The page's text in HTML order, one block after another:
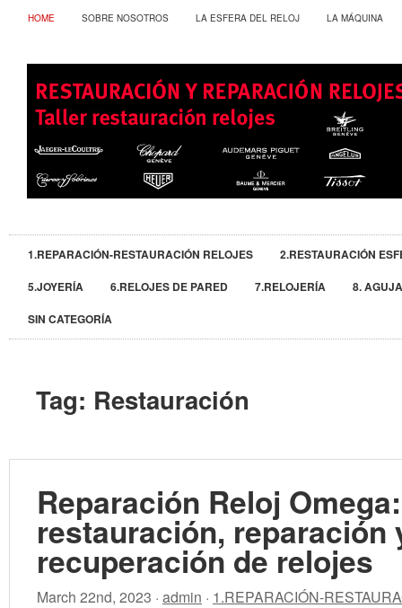
HOME SOBRE NOSOTROS LA ESFERA DEL RELOJ LA MÁQUINA
1.REPARACIÓN-RESTAURACIÓN RELOJES
2.RESTAURACIÓN
5.JOYERÍA
6.RELOJES DE PARED 7.RELOJERÍA
8.
SIN CATEGORÍA
Tag: Restauración
Reparación Reloj
restauración, reparación
recuperación de relojes
March 22nd, 2023 · admin · 1.REPARACIÓN-